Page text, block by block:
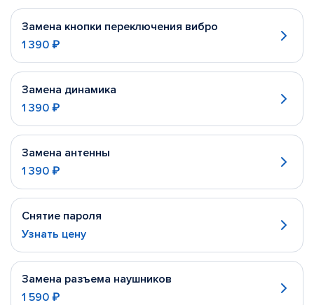
Замена кнопки переключения вибро
1 390 ₽
Замена динамика
1 390 ₽
Замена антенны
1 390 ₽
Снятие пароля
Узнать цену
Замена разъема наушников
1 590 ₽